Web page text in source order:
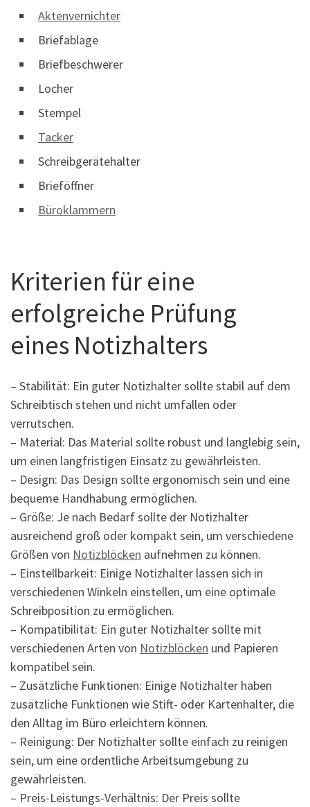
Aktenvernichter
Briefablage
Briefbeschwerer
Locher
Stempel
Tacker
Schreibgerätehalter
Brieföffner
Büroklammern
Kriterien für eine
erfolgreiche Prüfung
eines Notizhalters
– Stabilität: Ein guter Notizhalter sollte stabil auf dem
Schreibtisch stehen und nicht umfallen oder
verrutschen.
– Material: Das Material sollte robust und langlebig sein,
um einen langfristigen Einsatz zu gewährleisten.
– Design: Das Design sollte ergonomisch sein und eine
bequeme Handhabung ermöglichen.
– Größe: Je nach Bedarf sollte der Notizhalter
ausreichend groß oder kompakt sein, um verschiedene
Größen von Notizblöcken aufnehmen zu können.
– Einstellbarkeit: Einige Notizhalter lassen sich in
verschiedenen Winkeln einstellen, um eine optimale
Schreibposition zu ermöglichen.
– Kompatibilität: Ein guter Notizhalter sollte mit
verschiedenen Arten von Notizblöcken und Papieren
kompatibel sein.
– Zusätzliche Funktionen: Einige Notizhalter haben
zusätzliche Funktionen wie Stift- oder Kartenhalter, die
den Alltag im Büro erleichtern können.
– Reinigung: Der Notizhalter sollte einfach zu reinigen
sein, um eine ordentliche Arbeitsumgebung zu
gewährleisten.
– Preis-Leistungs-Verhältnis: Der Preis sollte